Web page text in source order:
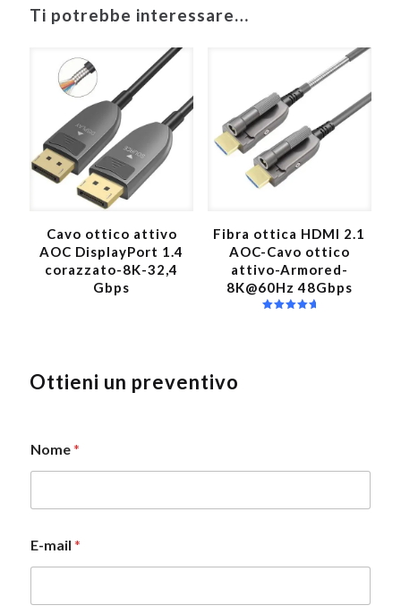
Ti potrebbe interessare…
Cavo ottico attivo
AOC DisplayPort 1.4
corazzato-8K-32,4
Gbps
Fibra ottica HDMI 2.1
AOC-Cavo ottico
attivo-Armored-
8K@60Hz 48Gbps
Ottieni un preventivo
Nome*
E-mail *